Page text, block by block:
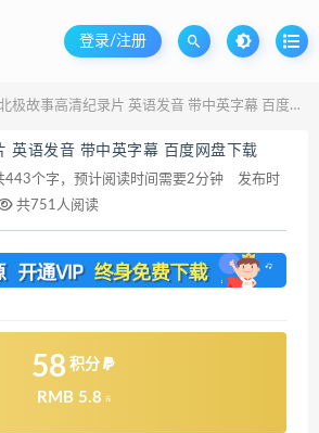
登录/注册
极故事高清纪录片 英语发音 带中英字幕 百度网盘下载
英语发音 带中英字幕 百度网盘下载
443个字，预计阅读时间需要2分钟
发布时
共751人阅读
58 积分
RMB 5.8 元